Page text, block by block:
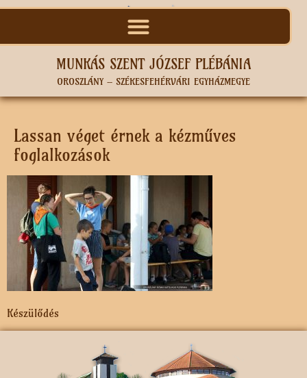
MUNKÁS SZENT JÓZSEF PLÉBÁNIA
OROSZLÁNY – SZÉKESFEHÉRVÁRI EGYHÁZMEGYE
Lassan véget érnek a kézműves
foglalkozások
Készülődés